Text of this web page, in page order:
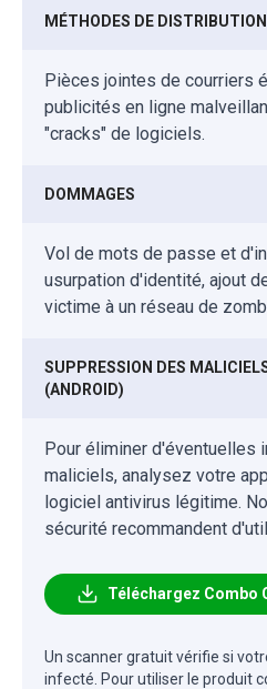
MÉTHODES DE DISTRIBUTION
Pièces jointes de courriers
publicités en ligne
"cracks" de logiciels.
DOMMAGES
Vol de mots de passe et
usurpation d'identité, ajout
victime à un réseau de
SUPPRESSION DES
(ANDROID)
Pour éliminer d'éventuelles
maliciels, analysez votre
logiciel antivirus légitime.
sécurité recommandent
Téléchargez Combo
Un scanner gratuit vérifie si
infecté. Pour utiliser le produit